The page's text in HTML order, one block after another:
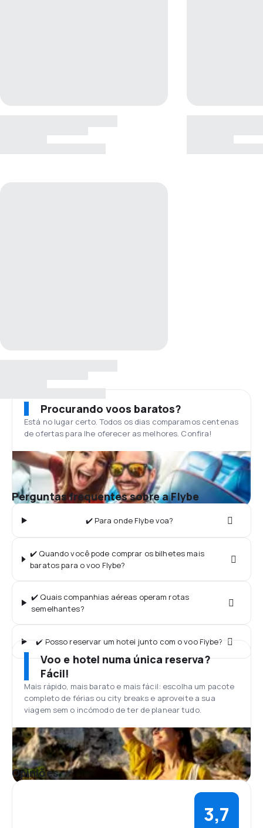
Procurando voos baratos?
Está no lugar certo. Todos os dias comparamos centenas
de ofertas para lhe oferecer as melhores. Confira!
Perguntas frequentes sobre a Flybe
✔️ Para onde Flybe voa?
✔️ Quando você pode comprar os bilhetes mais
baratos para o voo Flybe?
✔️ Quais companhias aéreas operam rotas
semelhantes?
✔️ Posso reservar um hotel junto com o voo Flybe?
Voo e hotel numa única reserva?
Fácil!
Mais rápido, mais barato e mais fácil: escolha um pacote
completo de férias ou city breaks e aproveite a sua
viagem sem o incómodo de ter de planear tudo.
Opiniões
3,7